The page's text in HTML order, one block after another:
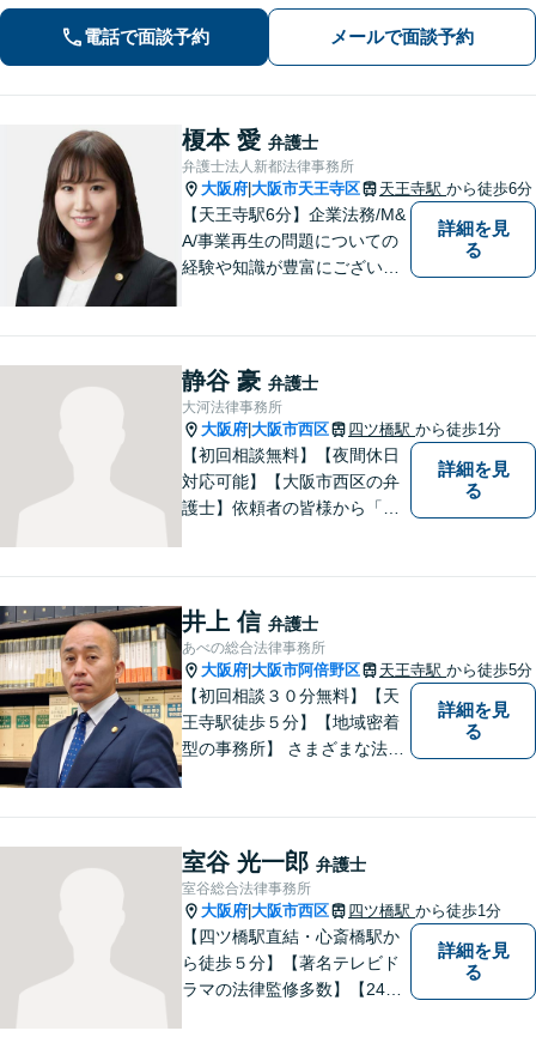
問題】安心して相談できる環境・関係
づくりを心がけます【借金・債務整
理】経済状況に応じて適切な解決策を
ご提案します
電話で面談予約 メールで面談予約
榎本 愛 弁護士
弁護士法人新都法律事務所
大阪府 大阪市天王寺区 天王寺駅 から徒歩6分
【天王寺駅6分】企業法務/M&
A/事業再生の問題についての
経験や知識が豊富にございま
ください。
詳細を見
る
静谷 豪 弁護士
大河法律事務所
大阪府 大阪市西区 四ツ橋駅 から徒歩1分
【初回相談無料】【夜間休日
対応可能】【大阪市西区の弁
護士】依頼者の皆様から「お
詳細を見
る
井上 信 弁護士
あべの総合法律事務所
大阪府 大阪市阿倍野区 天王寺駅 から徒歩5分
【初回相談３０分無料】【天
王寺駅徒歩５分】【地域密着
型の事務所】 さまざまな法律
相続、インターネット上のト
ラブルに注力！！
詳細を見
る
室谷 光一郎 弁護士
室谷総合法律事務所
大阪府 大阪市西区 四ツ橋駅 から徒歩1分
【四ツ橋駅直結・心斎橋駅か
ら徒歩５分】【著名テレビド
ラマの法律監修多数】【24時
詳細を見
る